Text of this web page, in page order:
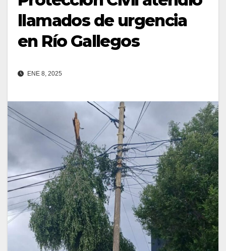
llamados de urgencia
en Río Gallegos
ENE 8, 2025